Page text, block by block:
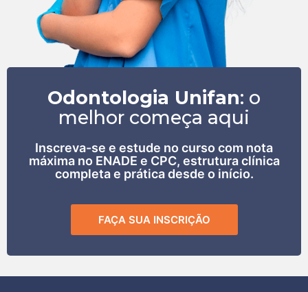
Odontologia Unifan: o
melhor começa aqui
Inscreva-se e estude no curso com nota
máxima no ENADE e CPC, estrutura clínica
completa e prática desde o início.
FAÇA SUA INSCRIÇÃO